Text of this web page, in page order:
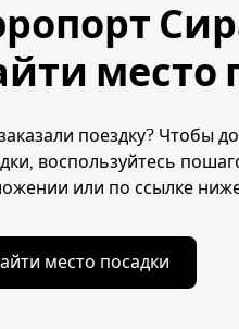
место
поездку? Чтобы
воспользуйтесь
или по ссылке
место посадки